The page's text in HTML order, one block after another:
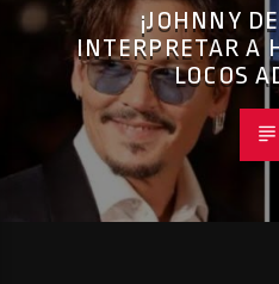
¡JOHNNY
INTERPRETAR A
LOCOS